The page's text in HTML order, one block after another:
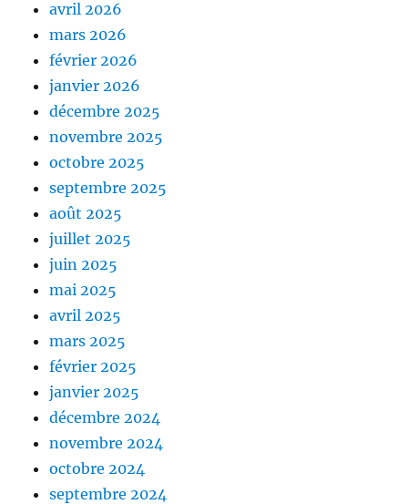
avril 2026
mars 2026
février 2026
janvier 2026
décembre 2025
novembre 2025
octobre 2025
septembre 2025
août 2025
juillet 2025
juin 2025
mai 2025
avril 2025
mars 2025
février 2025
janvier 2025
décembre 2024
novembre 2024
octobre 2024
septembre 2024